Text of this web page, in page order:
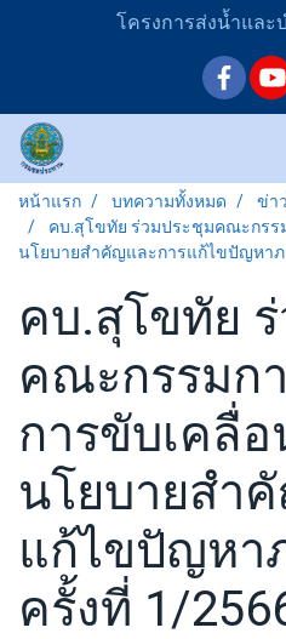
โครงการส่งน้ำและ
หน้าแรก บทความทั้งหมด
ข่า
คบ.สุโขทัย ร่วมประชุมคณะกรร
นโยบายสำคัญและการแก้ไขปัญหาภ
คบ.สุโขทัย
คณะกรรมก
การขับเคลื่
นโยบายสำ
แก้ไขปัญหา
ครั้งที่ 1/